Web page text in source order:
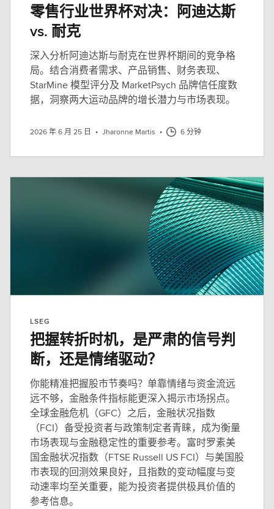
零售行业世界杯对决：阿迪达斯
vs. 耐克
深入分析阿迪达斯与耐克在世界杯期间的竞争格
局。结合消费者需求、产品销售、财务表现、
StarMine 模型评分及 MarketPsych 品牌信任度数
据，洞察两大运动品牌的增长潜力与市场表现。
2026 年 6 月 25 日 • Jharonne Martis • 6 分钟
LSEG
把握转折时机，是严肃的信号判
断，还是情绪驱动？
你能精准把握股市节奏吗？单靠情绪与资金流远
远不够，金融条件指标能更深入揭示市场拐点。
全球金融危机（GFC）之后，金融状况指数
（FCI）备受投资者与政策制定者青睐，成为衡量
市场表现与金融稳定性的重要参考。富时罗素美
国金融状况指数（FTSE Russell US FCI）与美国股
市表现的回测效果良好，且指数的变动幅度与变
动速率均至关重要，能为投资者提供极具价值的
参考信息。